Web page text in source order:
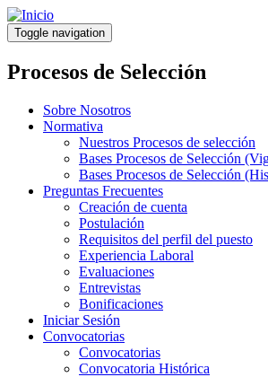
Pasar
al
contenido
principal
Toggle navigation
Procesos de Selección
Sobre Nosotros
Normativa
Nuestros Procesos de selección
Bases Procesos de Selección
Bases Procesos de Selección
Preguntas Frecuentes
Creación de cuenta
Postulación
Requisitos del perfil del puesto
Experiencia Laboral
Evaluaciones
Entrevistas
Bonificaciones
Iniciar Sesión
Convocatorias
Convocatorias
Convocatoria Histórica